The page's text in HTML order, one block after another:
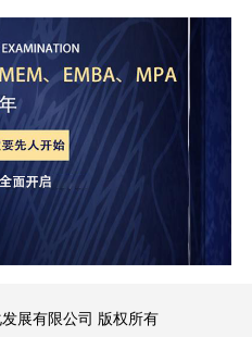
展有限公司 版权所有